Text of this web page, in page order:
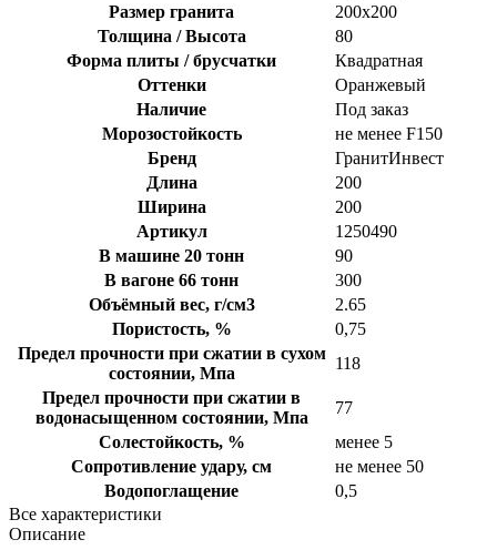
Размер гранита
200х200
Толщина / Высота
80
Форма плиты / брусчатки
Квадратная
Оттенки
Оранжевый
Наличие
Под заказ
Морозостойкость
не менее F150
Бренд
ГранитИнвест
Длина
200
Ширина
200
Артикул
1250490
В машине 20 тонн
90
В вагоне 66 тонн
300
Объёмный вес, г/см3
2.65
Пористость, %
0,75
Предел прочности при сжатии в сухом
состоянии, Мпа
118
Предел прочности при сжатии в
водонасыщенном состоянии, Мпа
77
Солестойкость, %
менее 5
Сопротивление удару, см
не менее 50
Водопоглащение
0,5
Все характеристики
Описание